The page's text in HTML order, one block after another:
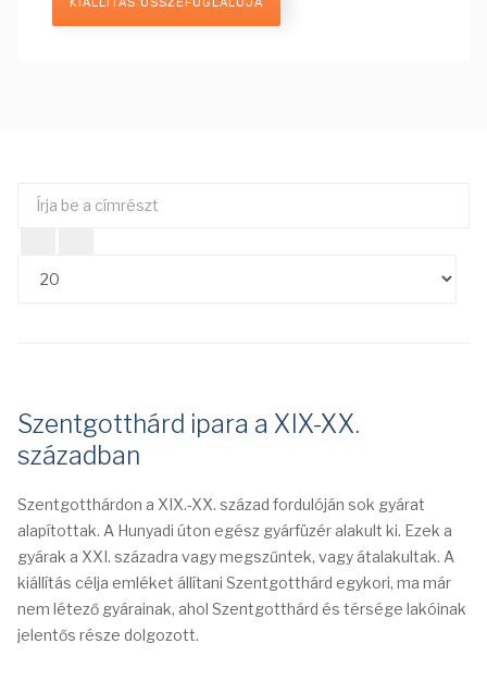
Írja
címrészt
Szentgotthárd ipara a XIX-XX.
században
Szentgotthárdon a XIX.-XX. század fordulóján sok gyárat
alapítottak. A Hunyadi úton egész gyárfüzér alakult ki. Ezek a
gyárak a XXI. századra vagy megszűntek, vagy átalakultak. A
kiállítás célja emléket állítani Szentgotthárd egykori, ma már
nem létező gyárainak, ahol Szentgotthárd és térsége lakóinak
jelentős része dolgozott.